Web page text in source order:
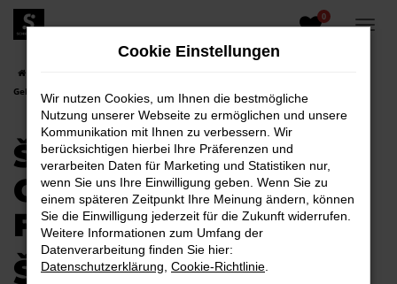
Zum
Hauptinhalt
0
Gebrauchtwagen für Cottbus
ŠKODA CITIGO
GEBRAUCHTWAGEN
FÜR COTTBUS
ŠKODA CITIGO
Cookie Einstellungen
Wir nutzen Cookies, um Ihnen die bestmögliche
Nutzung unserer Webseite zu ermöglichen und unsere
Kommunikation mit Ihnen zu verbessern. Wir
berücksichtigen hierbei Ihre Präferenzen und
verarbeiten Daten für Marketing und Statistiken nur,
wenn Sie uns Ihre Einwilligung geben. Wenn Sie zu
einem späteren Zeitpunkt Ihre Meinung ändern, können
Sie die Einwilligung jederzeit für die Zukunft widerrufen.
Weitere Informationen zum Umfang der
Datenverarbeitung finden Sie hier:
Datenschutzerklärung Cookie-Richtlinie